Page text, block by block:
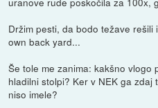
Držim pesti, da bodo težave
own back yard...
Še tole me zanima: kakšno vlogo
hladilni stolpi? Ker v NEK ga
niso imele?